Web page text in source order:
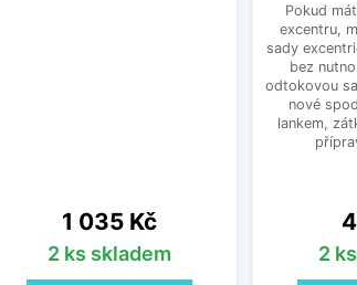
Cena
1 035 Kč
2 ks skladem
Pokud
excentru,
sady
bez
odtokovou
nové
lankem,
2